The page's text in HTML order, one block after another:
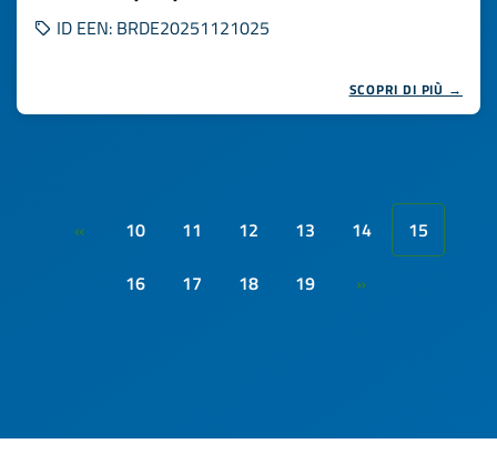
ID EEN: BRDE20251121025
SCOPRI DI PIÙ →
« 10 11 12 13 14
15
16
17 18 19 »